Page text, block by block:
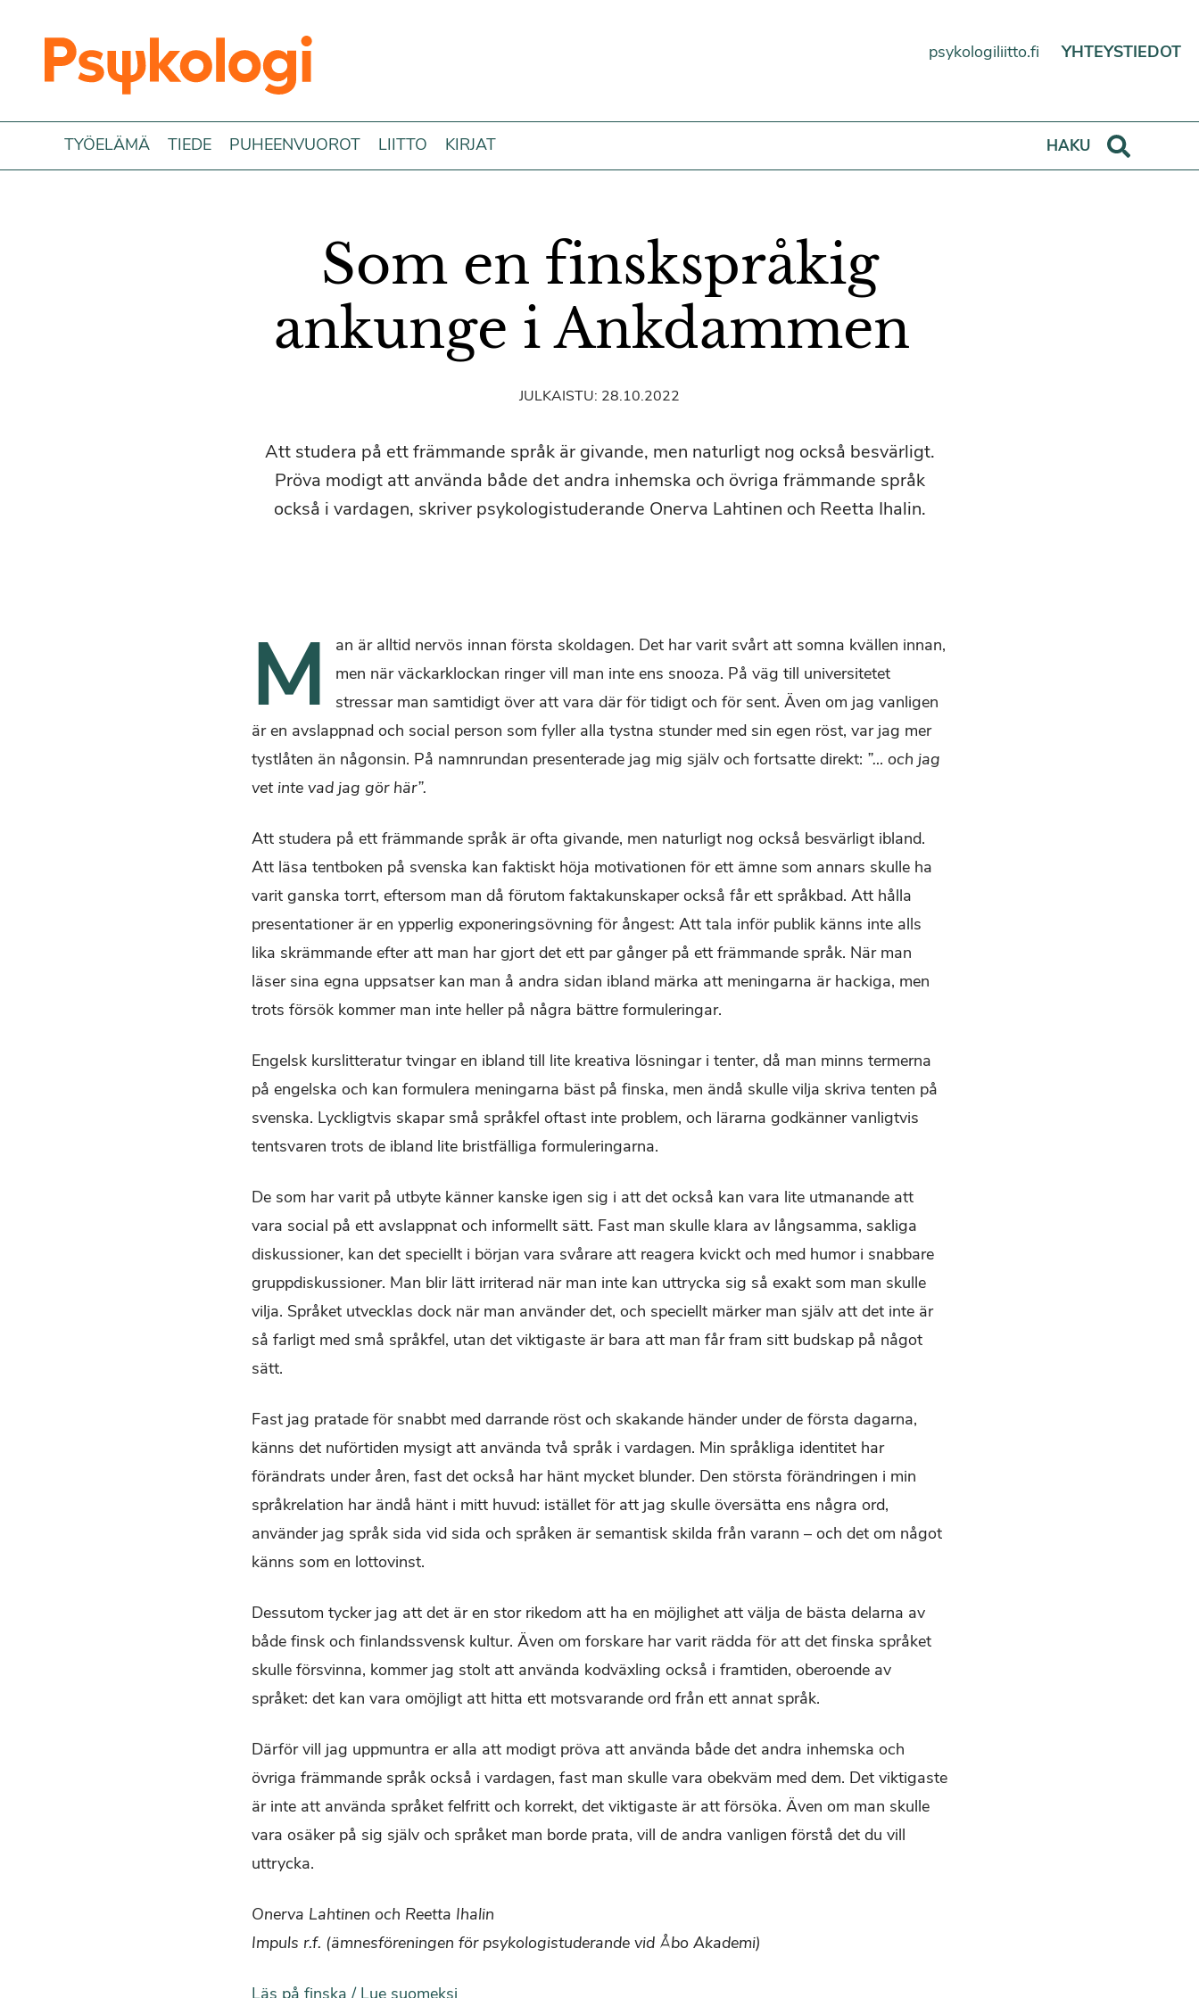
psykologiliitto.fi
YHTEYSTIEDOT
TYÖELÄMÄ TIEDE PUHEENVUOROT LIITTO KIRJAT
HAKU
Som en finskspråkig
ankunge i Ankdammen
JULKAISTU: 28.10.2022
Att studera på ett främmande språk är givande, men naturligt nog också besvärligt.
Pröva modigt att använda både det andra inhemska och övriga främmande språk
också i vardagen, skriver psykologistuderande Onerva Lahtinen och Reetta Ihalin.
M
an är alltid nervös innan första skoldagen. Det har varit svårt att somna kvällen innan,
men när väckarklockan ringer vill man inte ens snooza. På väg till universitetet
stressar man samtidigt över att vara där för tidigt och för sent. Även om jag vanligen
är en avslappnad och social person som fyller alla tystna stunder med sin egen röst, var jag mer
tystlåten än någonsin. På namnrundan presenterade jag mig själv och fortsatte direkt: ”… och jag
vet inte vad jag gör här”.
Att studera på ett främmande språk är ofta givande, men naturligt nog också besvärligt ibland.
Att läsa tentboken på svenska kan faktiskt höja motivationen för ett ämne som annars skulle ha
varit ganska torrt, eftersom man då förutom faktakunskaper också får ett språkbad. Att hålla
presentationer är en ypperlig exponeringsövning för ångest: Att tala inför publik känns inte alls
lika skrämmande efter att man har gjort det ett par gånger på ett främmande språk. När man
läser sina egna uppsatser kan man å andra sidan ibland märka att meningarna är hackiga, men
trots försök kommer man inte heller på några bättre formuleringar.
Engelsk kurslitteratur tvingar en ibland till lite kreativa lösningar i tenter, då man minns termerna
på engelska och kan formulera meningarna bäst på finska, men ändå skulle vilja skriva tenten på
svenska. Lyckligtvis skapar små språkfel oftast inte problem, och lärarna godkänner vanligtvis
tentsvaren trots de ibland lite bristfälliga formuleringarna.
De som har varit på utbyte känner kanske igen sig i att det också kan vara lite utmanande att
vara social på ett avslappnat och informellt sätt. Fast man skulle klara av långsamma, sakliga
diskussioner, kan det speciellt i början vara svårare att reagera kvickt och med humor i snabbare
gruppdiskussioner. Man blir lätt irriterad när man inte kan uttrycka sig så exakt som man skulle
vilja. Språket utvecklas dock när man använder det, och speciellt märker man själv att det inte är
så farligt med små språkfel, utan det viktigaste är bara att man får fram sitt budskap på något
sätt.
Fast jag pratade för snabbt med darrande röst och skakande händer under de första dagarna,
känns det nuförtiden mysigt att använda två språk i vardagen. Min språkliga identitet har
förändrats under åren, fast det också har hänt mycket blunder. Den största förändringen i min
språkrelation har ändå hänt i mitt huvud: istället för att jag skulle översätta ens några ord,
använder jag språk sida vid sida och språken är semantisk skilda från varann – och det om något
känns som en lottovinst.
Dessutom tycker jag att det är en stor rikedom att ha en möjlighet att välja de bästa delarna av
både finsk och finlandssvensk kultur. Även om forskare har varit rädda för att det finska språket
skulle försvinna, kommer jag stolt att använda kodväxling också i framtiden, oberoende av
språket: det kan vara omöjligt att hitta ett motsvarande ord från ett annat språk.
Därför vill jag uppmuntra er alla att modigt pröva att använda både det andra inhemska och
övriga främmande språk också i vardagen, fast man skulle vara obekväm med dem. Det viktigaste
är inte att använda språket felfritt och korrekt, det viktigaste är att försöka. Även om man skulle
vara osäker på sig själv och språket man borde prata, vill de andra vanligen förstå det du vill
uttrycka.
Onerva Lahtinen och Reetta Ihalin
Impuls r.f. (ämnesföreningen för psykologistuderande vid Åbo Akademi)
Läs på finska / Lue suomeksi